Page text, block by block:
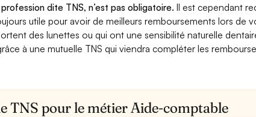
dite TNS, n’est pas obligatoire.Il est cependant
utile pour avoir de meilleurs remboursements lors de
des lunettes ou qui ont une sensibilité naturelle
à une mutuelle TNS qui viendra compléter les
TNS pour le métier Aide-comptable